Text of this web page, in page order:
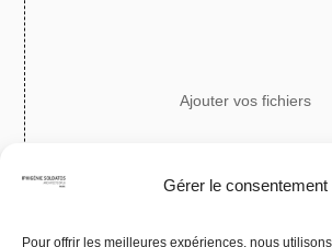
Gérer le consentement
Pour offrir les meilleures expériences, nous
Ajouter vos fichiers